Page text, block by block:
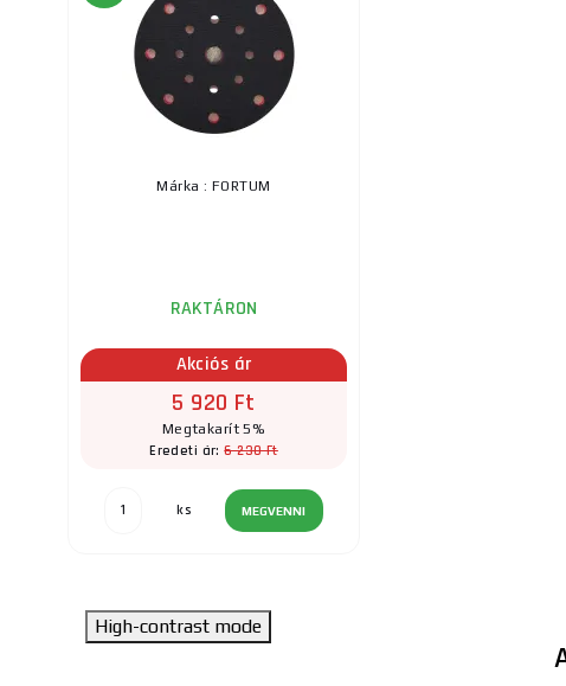
Márka : FORTUM
RAKTÁRON
Akciós ár
5 920 Ft
Megtakarít 5%
Eredeti ár:6 230 Ft
ks MEGVENNI
High-contrast mode